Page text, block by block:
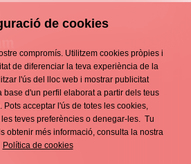
de cookies
compromís. Utilitzem cookies pròpies i
de diferenciar la teva experiència de la
l'ús del lloc web i mostrar publicitat
base d'un perfil elaborat a partir dels teus
Pots acceptar l'ús de totes les cookies,
teves preferències o denegar-les. Tu
obtenir més informació, consulta la nostra
Política de cookies